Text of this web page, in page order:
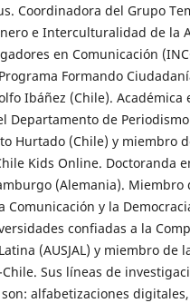
Coordinadora del Grupo
e Interculturalidad de la
en Comunicación
Formando
Ibáñez (Chile). Académica
Departamento de
Hurtado (Chile) y miembro
Kids Online. Doctoranda
(Alemania). Miembro
Comunicación y la
confiadas a la
(AUSJAL) y miembro de
Sus líneas de
alfabetizaciones digitales,